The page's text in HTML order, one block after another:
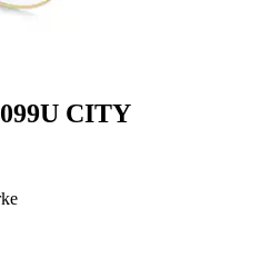
CITY